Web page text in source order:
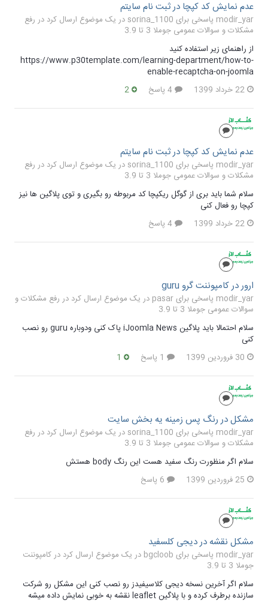
عدم نمایش کد کپچا در ثبت نام سایتم
modir_yar پاسخی برای sorina_1100 در یک موضوع ارسال کرد در
رفع
مشکلات و سوالات عمومی جوملا 3 تا 3.9
از راهنمای زیر استفاده کنید
https://www.p30template.com/learning-department/how-to-
enable-recaptcha-on-joomla
22 خرداد 1399
عدم نمایش کد کپچا در ثبت نام سایتم
modir_yar پاسخی برای sorina_1100 در یک موضوع ارسال کرد در
رفع
مشکلات و سوالات عمومی جوملا 3 تا 3.9
سلام شما باید بری از گوگل ریکپچا کد مربوطه رو بگیری و توی پلاگین ها نیز
کپچا رو فعال کنی
22 خرداد 1399
ارور در کامپوننت گرو guru
modir_yar پاسخی برای pasar در یک موضوع ارسال کرد در
رفع مشکلات و
سوالات عمومی جوملا 3 تا 3.9
سلام احتمالا باید پلاگین iJoomla News پاک کنی ودوباره guru رو نصب
کنی
30 فروردین 1399
مشکل در رنگ پس زمینه یه بخش سایت
modir_yar پاسخی برای sorina_1100 در یک موضوع ارسال کرد در
رفع
مشکلات و سوالات عمومی جوملا 3 تا 3.9
سلام اگر منظورت رنگ سفید هست این رنگ body هستش
25 فروردین 1399
مشکل نقشه در دیجی کلسفید
modir_yar پاسخی برای bgcloob در یک موضوع ارسال کرد در
کامپوننت
جوملا 3 تا 3.9
سلام اگر آخرین نسخه دیجی کلاسیفیدز رو نصب کنی این مشکل رو شرکت
سازنده برطرف کرده و با پلاگین leaflet نقشه به خوبی نمایش داده میشه